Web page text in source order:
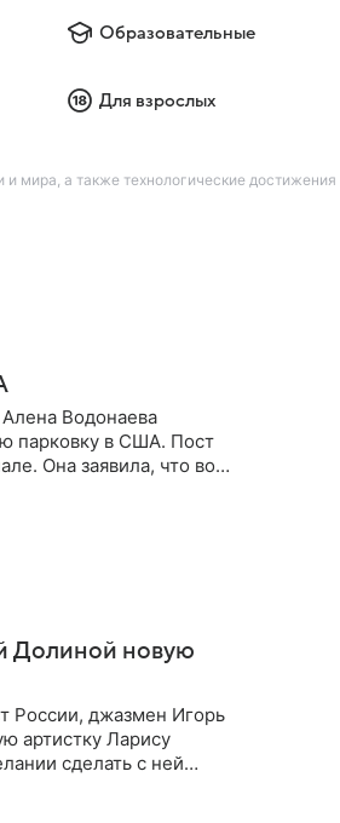
Образовательные
Для взрослых
а также технологические
Водонаева
парковку в США. Пост
Она заявила, что во
Долиной новую
России, джазмен Игорь
артистку Ларису
сделать с ней